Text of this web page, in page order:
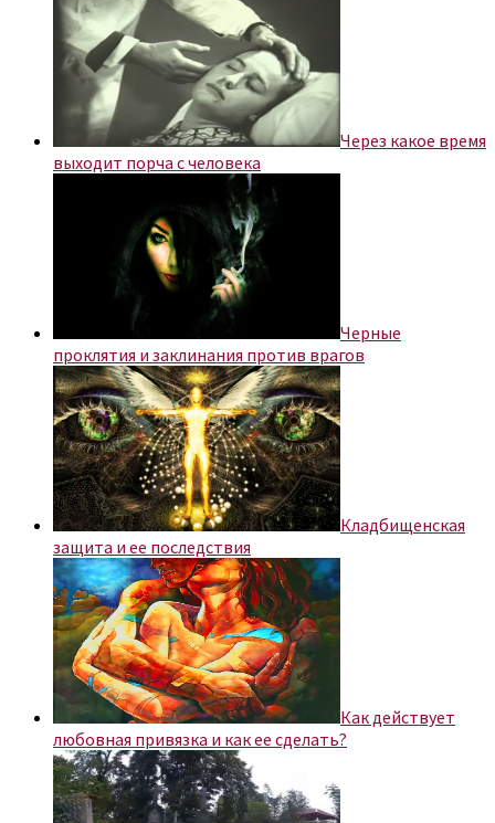
Через какое время
выходит порча с человека
Черные
проклятия и заклинания против врагов
Кладбищенская
защита и ее последствия
Как действует
любовная привязка и как ее сделать?